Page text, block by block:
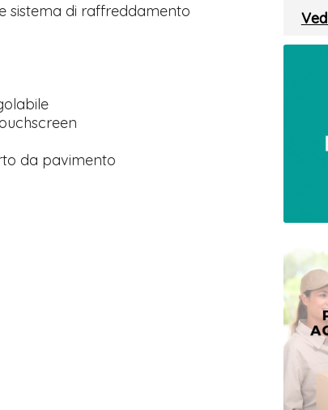
sistema di raffreddamento
da pavimento